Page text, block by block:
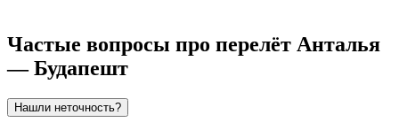
Частые вопросы про перелёт Анталья
— Будапешт
Нашли неточность?